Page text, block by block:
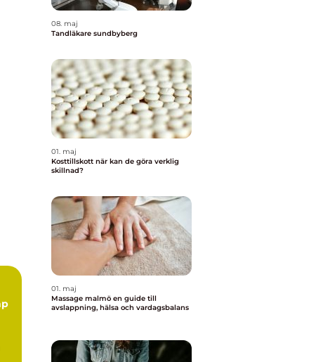
08. maj
Tandläkare sundbyberg
01. maj
Kosttillskott när kan de göra verklig
skillnad?
01. maj
Massage malmö en guide till
avslappning, hälsa och vardagsbalans